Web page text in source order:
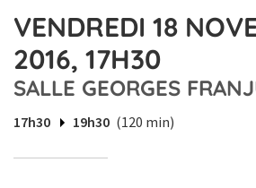
VENDREDI 18
2016, 17H30
SALLE GEORGES
17h30 19h30 (120 min)